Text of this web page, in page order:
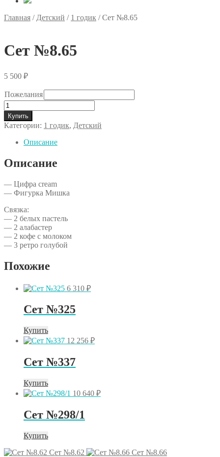
Главная / Детский / 1 годик /Сет №8.65
Сет №8.65
5 500 ₽
Пожелания
Количество
товара
Сет
№8.65
Купить
Категории: 1 годик, Детский
Описание
Описание
— Цифра cream
— Фигурка Мишка
Связка:
— 2 белых пастель
— 2 алабастер
— 2 кофе с молоком
— 3 ретро голубой
Похожие
6 310 ₽
Сет №325
Купить
12 256 ₽
Сет №337
Купить
10 640 ₽
Сет №298/1
Купить
Сет №8.62
Сет №8.66